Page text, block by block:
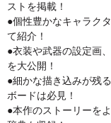
ストを掲載！
●個性豊かなキャラク
て紹介！
●衣装や武器の設定画
を大公開！
●細かな描き込みが残
ボードは必見！
●本作のストーリーを